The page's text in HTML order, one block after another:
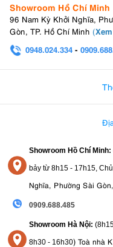
Showroom Hồ Chí Minh
96 Nam Kỳ Khởi Nghĩa,
Gòn, TP. Hồ Chí Minh (
0948.024.334 -
Showroom Hồ Chí Minh:
bảy từ 8h15 - 17h15,
Nghĩa, Phường Sài
0909.688.485
Showroom Hà Nội:
8h30 - 16h30) Toà nhà